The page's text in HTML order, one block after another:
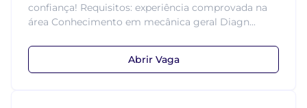
confiança! Requisitos: experiência comprovada na
área Conhecimento em mecânica geral Diagn...
Abrir Vaga